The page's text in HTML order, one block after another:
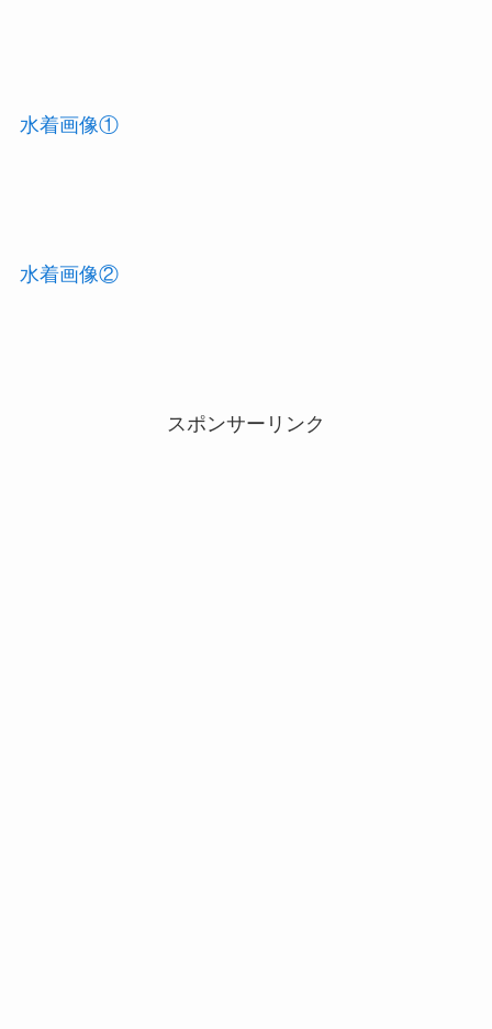
水着画像①
水着画像②
スポンサーリンク